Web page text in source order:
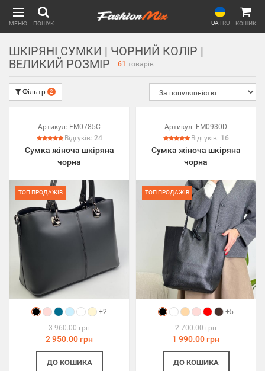
МЕНЮ ПОШУК UA | RU КОШИК
ШКІРЯНІ СУМКИ | ЧОРНИЙ КОЛІР |
ВЕЛИКИЙ РОЗМІР
61 товарів
Фільтр 2
Артикул: FM0785C
Відгуків: 24
Сумка жіноча шкіряна
чорна
ТОП ПРОДАЖІВ
+2
3 960.00 грн
2 950.00 грн
ДО КОШИКА
Артикул: FM0930D
Відгуків: 16
Сумка жіноча шкіряна
чорна
ТОП ПРОДАЖІВ
+5
2 700.00 грн
1 990.00 грн
ДО КОШИКА